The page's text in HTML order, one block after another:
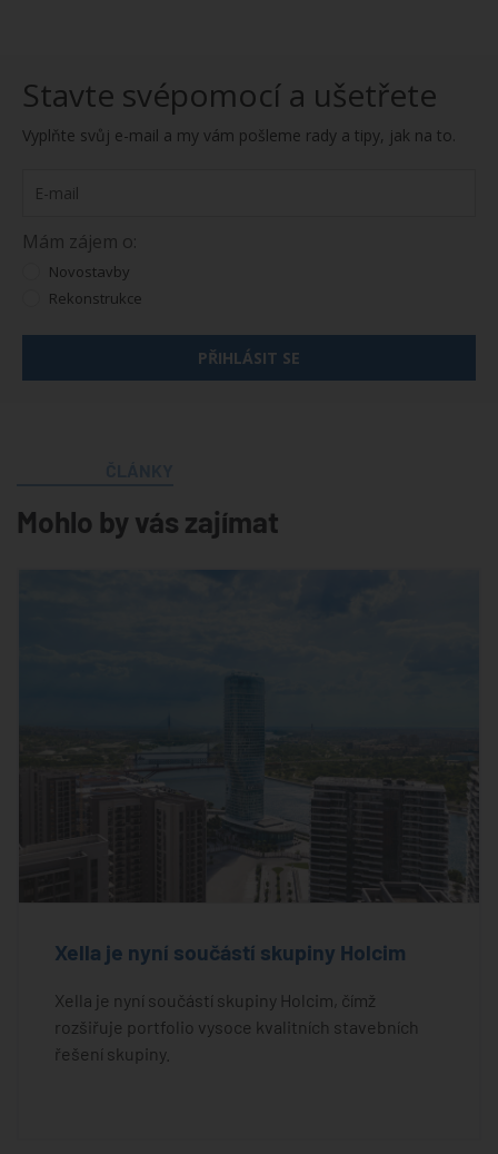
Stavte svépomocí a ušetřete
Vyplňte svůj e-mail a my vám pošleme rady a tipy, jak na to.
Mám zájem o:
Novostavby
Rekonstrukce
PŘIHLÁSIT SE
Mohlo by vás zajímat
Xella je nyní součástí skupiny Holcim
Xella je nyní součástí skupiny Holcim, čímž
rozšiřuje portfolio vysoce kvalitních stavebních
řešení skupiny.